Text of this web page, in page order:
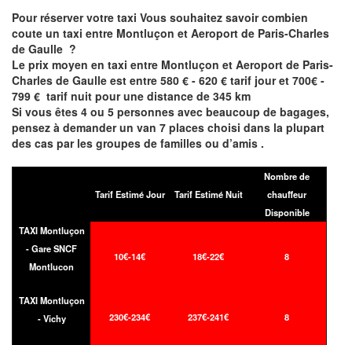
Pour réserver votre taxi Vous souhaitez savoircombien
coute un taxi entre Montluçon et Aeroport de Paris-Charles
de Gaulle ?
Le prix moyen en taxi entre Montluçon et Aeroport de Paris-
Charles de Gaulle est entre 580 € - 620 € tarif jour et 700€ -
799 € tarif nuit pour une distance de 345 km
Si vous êtes 4 ou 5 personnes avec beaucoup de bagages,
pensez à demander un van 7 places choisi dans la plupart
des cas par les groupes de familles ou d’amis .
Tarif Estimé Jour Tarif Estimé Nuit
Nombre de
chauffeur
Disponible
TAXI Montluçon
- Gare SNCF
Montlucon
10€-14€ 18€-22€ 8
TAXI Montluçon
- Vichy
230€-234€ 237€-241€ 8